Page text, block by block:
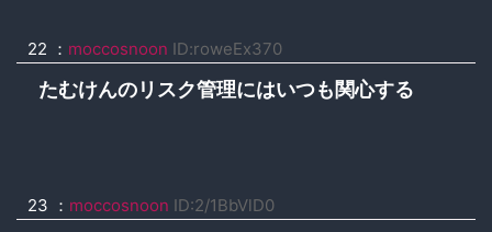
22 ： moccosnoon ID:roweEx370
たむけんのリスク管理にはいつも関心する
23 ： moccosnoon ID:2/1BbVlD0